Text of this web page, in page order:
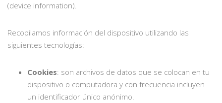
(device information).
Recopilamos información del dispositivo utilizando las
siguientes tecnologías:
Cookies: son archivos de datos que se colocan en tu
dispositivo o computadora y con frecuencia incluyen
un identificador único anónimo.